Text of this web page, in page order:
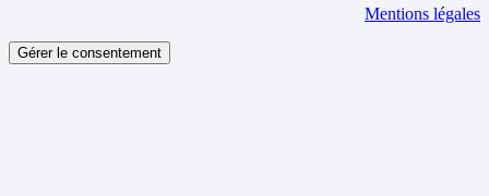
Mentions légales
Gérer le consentement